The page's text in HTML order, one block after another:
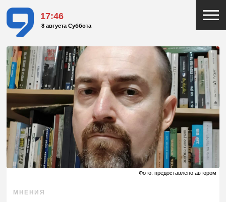
17:46
8 августа Суббота
Фото: предоставлено автором
МНЕНИЯ